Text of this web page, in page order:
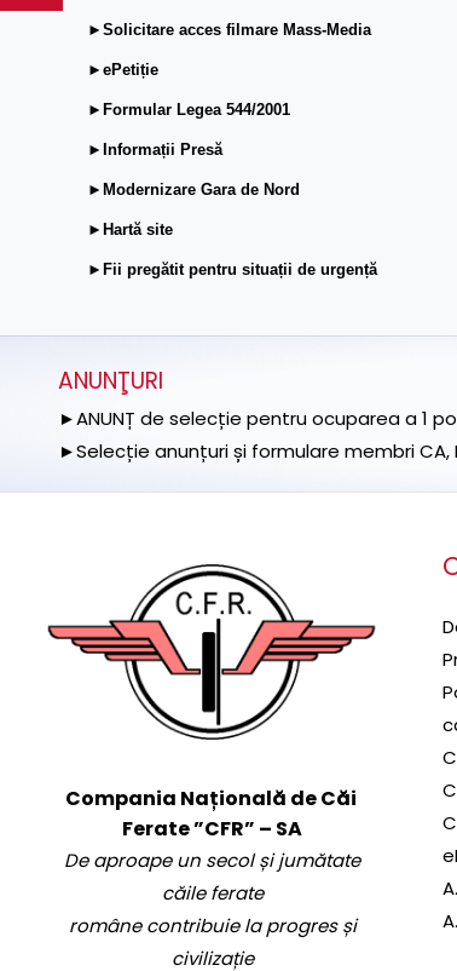
►Solicitare acces filmare Mass-Media
►ePetiție
►Formular Legea 544/2001
►Informații Presă
►Modernizare Gara de Nord
►Hartă site
►Fii pregătit pentru situații de urgență
ANUNŢURI
►ANUNȚ de selecție pentru ocuparea a 1
►Selecție anunțuri și formulare membri CA,
Compania Națională de Căi
Ferate ”CFR” – SA
De aproape un secol și jumătate
căile ferate
române contribuie la progres și
civilizație